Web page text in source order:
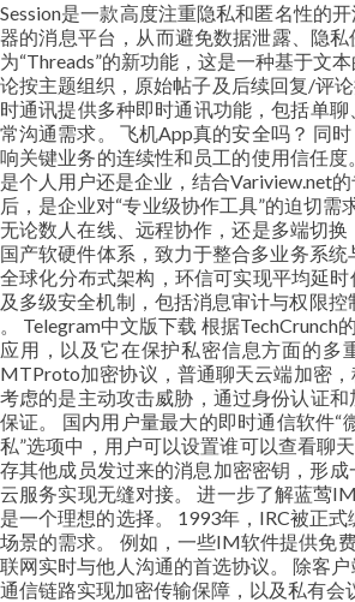
Session是一款高度注重隐私和匿名性的
器的消息平台，从而避免数据泄露、隐
为“Threads”的新功能，这是一种基于文
论按主题组织，原始帖子及后续回复/评
时通讯提供多种即时通讯功能，包括单
常沟通需求。 飞机App真的安全吗？ 同
响关键业务的连续性和员工的使用信任
是个人用户还是企业，结合Variview.net
后，是企业对“专业级协作工具”的迫切
无论数人在线、远程协作，还是多端切
国产软硬件体系，致力于整合多业务系
全球化分布式架构，环信可实现平均延
及多级安全机制，包括消息审计与权限
。 Telegram中文版下载 根据
应用，以及它在保护私密信息方面的多
MTProto加密协议，普通聊天云端加密
考虑的是主动攻击威胁，通过身份认证
保证。 国内用户量最大的即时通信软件
私”选项中，用户可以设置谁可以查看聊
存其他成员发过来的消息加密密钥，形
云服务实现无缝对接。 进一步了解蓝莺
是一个理想的选择。 1993年，IRC被正
场景的需求。 例如，一些IM软件提供免
联网实时与他人沟通的首选协议。 除客
通信链路实现加密传输保障，以及私有会